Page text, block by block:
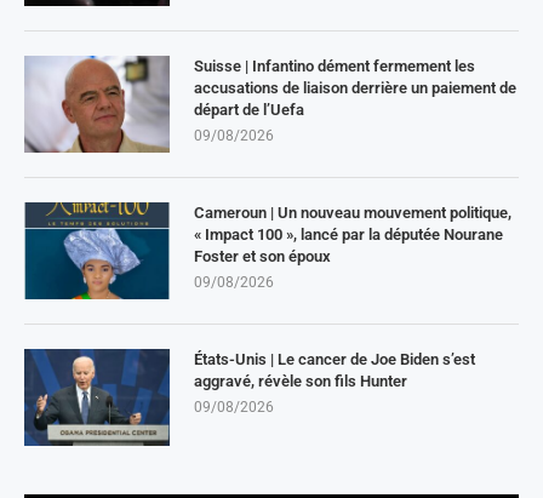
Suisse | Infantino dément fermement les
accusations de liaison derrière un paiement de
départ de l’Uefa
09/08/2026
Cameroun | Un nouveau mouvement politique,
« Impact 100 », lancé par la députée Nourane
Foster et son époux
09/08/2026
États-Unis | Le cancer de Joe Biden s’est
aggravé, révèle son fils Hunter
09/08/2026